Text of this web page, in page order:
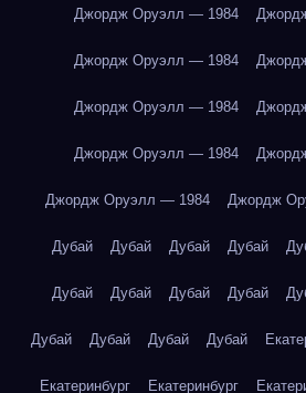
Джордж Оруэлл — 1984
Джордж Оруэлл — 1984
Джордж Оруэлл — 1984
Джордж Оруэлл — 1984
Джордж Оруэлл — 1984 Джордж
Дубай Дубай Дубай Дубай
Дубай Дубай Дубай Дубай
Дубай Дубай Дубай Дубай
Екатеринбург Екатеринбург